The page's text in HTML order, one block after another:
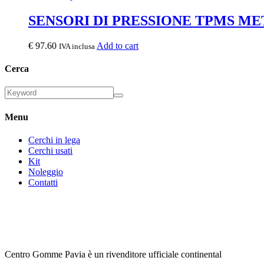
SENSORI DI PRESSIONE TPMS
€ 97.60 IVA inclusa Add to cart
Cerca
Menu
Cerchi in lega
Cerchi usati
Kit
Noleggio
Contatti
Centro Gomme Pavia è un rivenditore ufficiale continental